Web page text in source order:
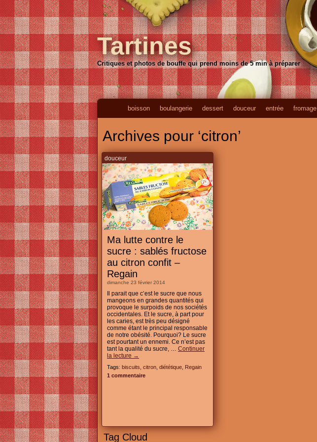
Tartines
Critiques et photos de bouffe qui prend moins de 5 min à préparer
boisson boulangerie dessert douceur entrée fromage
Archives pour ‘citron’
douceur
Ma lutte contre le
sucre : sablés fructose
au citron confit –
Regain
dimanche 23 février 2014
Il parait que c’est le sucre que nous
mangeons en grandes quantités qui
provoque le surpoids de nos sociétés
occidentales. Et le sucre, à part pour
les caries, est très peu désigné
comme étant le principal responsable
de notre obésité. Pourquoi? Le sucre
est pourtant un ennemi. Ce n’est pas
tant la qualité du sucre, … Continuer
la lecture →
Tags: biscuits citron diététique Regain
1 commentaire
Tag Cloud